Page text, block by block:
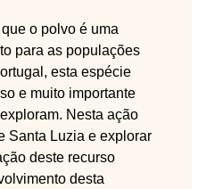
o polvo é uma
para as populações
esta espécie
e muito importante
Nesta ação
Santa Luzia e explorar
deste recurso
desta